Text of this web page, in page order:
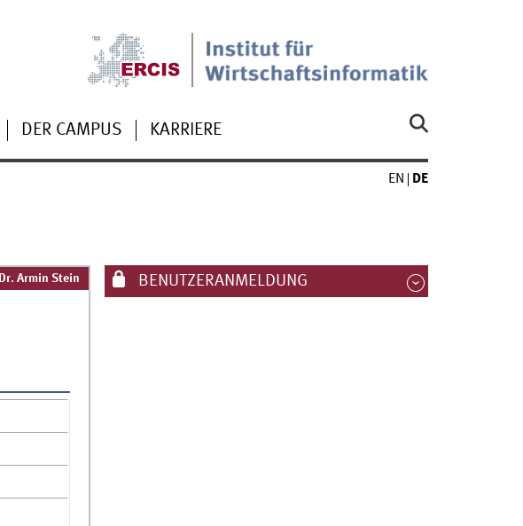
DER CAMPUS KARRIERE
EN DE
Dr. Armin Stein BENUTZERANMELDUNG